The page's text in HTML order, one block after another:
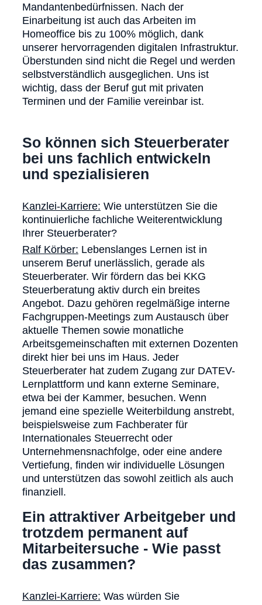
Mandantenbedürfnissen. Nach der
Einarbeitung ist auch das Arbeiten im
Homeoffice bis zu 100% möglich, dank
unserer hervorragenden digitalen Infrastruktur.
Überstunden sind nicht die Regel und werden
selbstverständlich ausgeglichen. Uns ist
wichtig, dass der Beruf gut mit privaten
Terminen und der Familie vereinbar ist.
So können sich Steuerberater
bei uns fachlich entwickeln
und spezialisieren
Kanzlei-Karriere: Wie unterstützen Sie die
kontinuierliche fachliche Weiterentwicklung
Ihrer Steuerberater?
Ralf Körber: Lebenslanges Lernen ist in
unserem Beruf unerlässlich, gerade als
Steuerberater. Wir fördern das bei KKG
Steuerberatung aktiv durch ein breites
Angebot. Dazu gehören regelmäßige interne
Fachgruppen-Meetings zum Austausch über
aktuelle Themen sowie monatliche
Arbeitsgemeinschaften mit externen Dozenten
direkt hier bei uns im Haus. Jeder
Steuerberater hat zudem Zugang zur DATEV-
Lernplattform und kann externe Seminare,
etwa bei der Kammer, besuchen. Wenn
jemand eine spezielle Weiterbildung anstrebt,
beispielsweise zum Fachberater für
Internationales Steuerrecht oder
Unternehmensnachfolge, oder eine andere
Vertiefung, finden wir individuelle Lösungen
und unterstützen das sowohl zeitlich als auch
finanziell.
Ein attraktiver Arbeitgeber und
trotzdem permanent auf
Mitarbeitersuche - Wie passt
das zusammen?
Kanzlei-Karriere: Was würden Sie